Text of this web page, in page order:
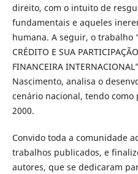
direito, com o intuito de
fundamentais e aqueles
humana. A seguir, o trabalho
CRÉDITO E SUA
FINANCEIRA
Nascimento, analisa o
cenário nacional, tendo
2000.
Convido toda a comunidade
trabalhos publicados, e
autores, que se dedicaram